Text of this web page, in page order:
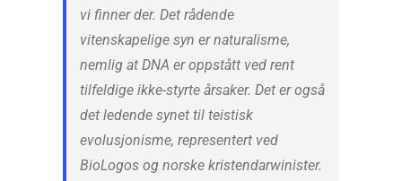
vi finner der. Det rådende
vitenskapelige syn er naturalisme,
nemlig at DNA er oppstått ved rent
tilfeldige ikke-styrte årsaker. Det er også
det ledende synet til teistisk
evolusjonisme, representert ved
BioLogos og norske kristendarwinister.